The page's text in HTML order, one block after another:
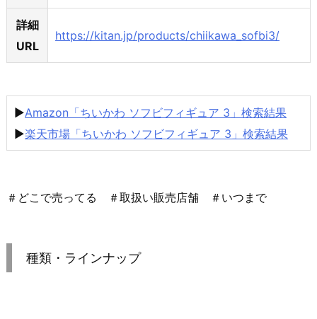
詳細
URL
https://kitan.jp/products/chiikawa_sofbi3/
▶Amazon「ちいかわ ソフビフィギュア 3」検索結果
▶楽天市場「ちいかわ ソフビフィギュア 3」検索結果
＃どこで売ってる ＃取扱い販売店舗 ＃いつまで
種類・ラインナップ